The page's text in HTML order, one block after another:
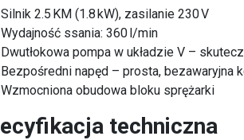
Silnik 2.5 KM (1.8 kW), zasilanie 230 V
Wydajność ssania: 360 l/min
Dwutłokowa pompa w układzie V –
Bezpośredni napęd – prosta, bezawaryjna
Wzmocniona obudowa bloku sprężarki
techniczna